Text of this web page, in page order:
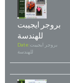
بروجر ايجيبت
للهندسة
Date:بروجر ايجيبت
للهندسة